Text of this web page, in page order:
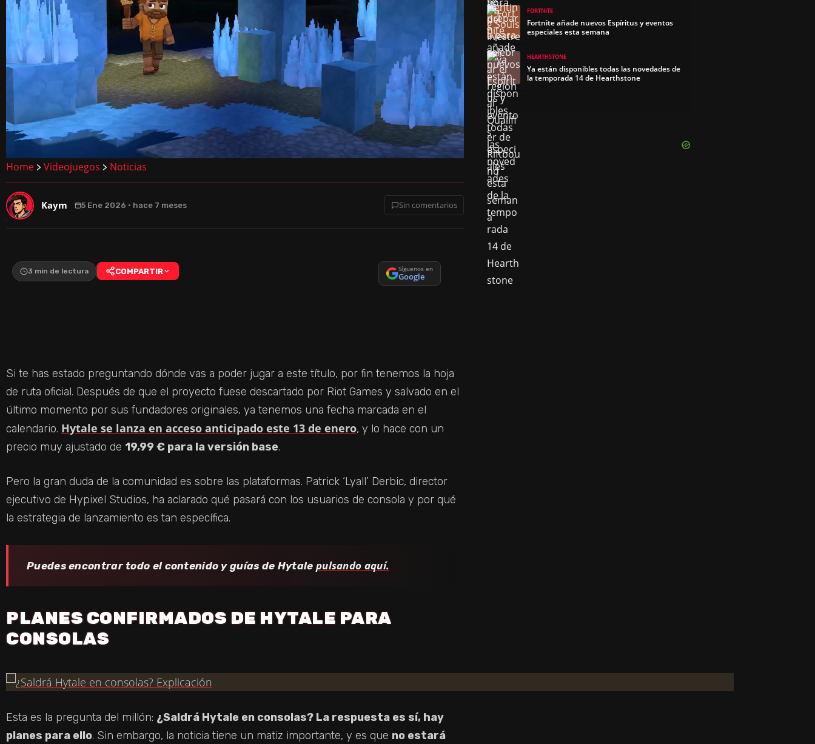
Home > Videojuegos > Noticias
Kaym 5 Ene 2026 · hace 7 meses Sin comentarios
3 min de lectura COMPARTIR Síguenos en
Google
Si te has estado preguntando dónde vas a poder jugar a este título, por fin tenemos la hoja
de ruta oficial. Después de que el proyecto fuese descartado por Riot Games y salvado en el
último momento por sus fundadores originales, ya tenemos una fecha marcada en el
calendario. Hytale se lanza en acceso anticipado este 13 de enero, y lo hace con un
precio muy ajustado de 19,99 € para la versión base.
Pero la gran duda de la comunidad es sobre las plataformas. Patrick ‘Lyall’ Derbic, director
ejecutivo de Hypixel Studios, ha aclarado qué pasará con los usuarios de consola y por qué
la estrategia de lanzamiento es tan específica.
Puedes encontrar todo el contenido y guías de Hytale pulsando aquí.
PLANES CONFIRMADOS DE HYTALE PARA
CONSOLAS
Esta es la pregunta del millón: ¿Saldrá Hytale en consolas? La respuesta es sí, hay
planes para ello. Sin embargo, la noticia tiene un matiz importante, y es que no estará
FORTNITE
Fortnite añade nuevos Espíritus y eventos
especiales esta semana
HEARTHSTONE
Ya están disponibles todas las novedades de
la temporada 14 de Hearthstone